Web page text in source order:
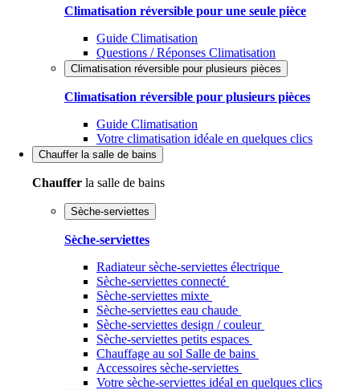
Climatisation réversible pour une seule pièce
Guide Climatisation
Questions / Réponses Climatisation
Climatisation réversible pour plusieurs pièces
Climatisation réversible pour plusieurs pièces
Guide Climatisation
Votre climatisation idéale en quelques clics
Chauffer la salle de bains
Chauffer la salle de bains
Sèche-serviettes
Sèche-serviettes
Radiateur sèche-serviettes électrique
Sèche-serviettes connecté
Sèche-serviettes mixte
Sèche-serviettes eau chaude
Sèche-serviettes design / couleur
Sèche-serviettes petits espaces
Chauffage au sol Salle de bains
Accessoires sèche-serviettes
Votre sèche-serviettes idéal en quelques clics